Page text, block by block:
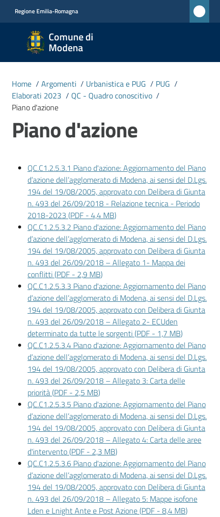
Regione Emilia-Romagna
Comune di
Modena
Comune
di
Modena
CIVICA
MONET
Amministrazione
Novità
Servizi
Vivere
Modena
Argomenti
Menu selezionato
Seguici
Home / Argomenti / Urbanistica e PUG / PUG /
Elaborati 2023 / QC - Quadro conoscitivo /
Piano d'azione
Piano d'azione
QC.C1.2.5.3.1 Piano d'azione: Aggiornamento del Piano
d’azione dell’agglomerato di Modena, ai sensi del D.Lgs.
194 del 19/08/2005, approvato con Delibera di Giunta
n. 493 del 26/09/2018 - Relazione tecnica - Periodo
2018-2023 (PDF - 4,4 MB)
QC.C1.2.5.3.2 Piano d'azione: Aggiornamento del Piano
d’azione dell’agglomerato di Modena, ai sensi del D.Lgs.
194 del 19/08/2005, approvato con Delibera di Giunta
n. 493 del 26/09/2018 – Allegato 1- Mappa dei
conflitti(PDF - 2,9 MB)
QC.C1.2.5.3.3 Piano d'azione: Aggiornamento del Piano
d’azione dell’agglomerato di Modena, ai sensi del D.Lgs.
194 del 19/08/2005, approvato con Delibera di Giunta
n. 493 del 26/09/2018 – Allegato 2- ECUden
determinato da tutte le sorgenti(PDF - 1,7 MB)
QC.C1.2.5.3.4 Piano d'azione: Aggiornamento del Piano
d’azione dell’agglomerato di Modena, ai sensi del D.Lgs.
194 del 19/08/2005, approvato con Delibera di Giunta
n. 493 del 26/09/2018 – Allegato 3: Carta delle
priorità(PDF - 2,5 MB)
QC.C1.2.5.3.5 Piano d'azione: Aggiornamento del Piano
d’azione dell’agglomerato di Modena, ai sensi del D.Lgs.
194 del 19/08/2005, approvato con Delibera di Giunta
n. 493 del 26/09/2018 – Allegato 4: Carta delle aree
d'intervento(PDF - 2,3 MB)
QC.C1.2.5.3.6 Piano d'azione: Aggiornamento del Piano
d’azione dell’agglomerato di Modena, ai sensi del D.Lgs.
194 del 19/08/2005, approvato con Delibera di Giunta
n. 493 del 26/09/2018 – Allegato 5: Mappe isofone
Lden e Lnight Ante e Post Azione(PDF - 8,4 MB)